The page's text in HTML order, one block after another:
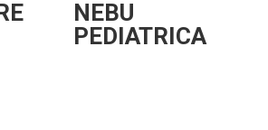
NEBU
PEDIATRICA